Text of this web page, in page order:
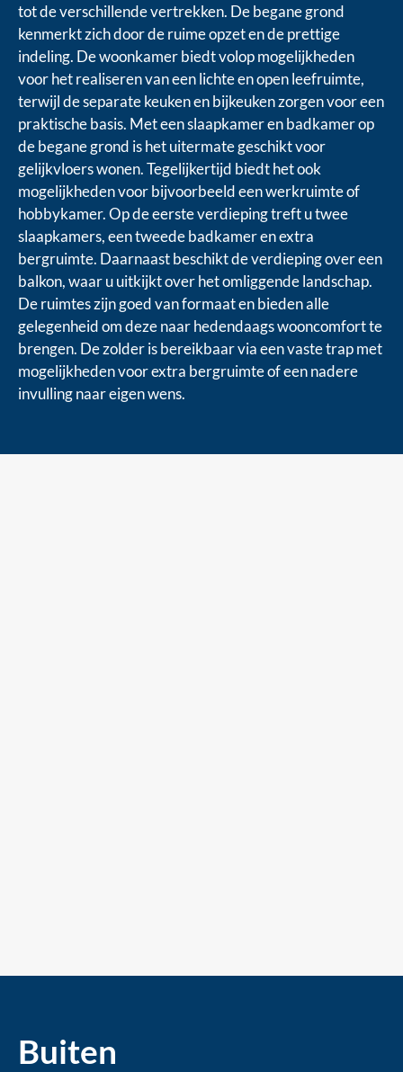
tot de verschillende vertrekken. De begane grond
kenmerkt zich door de ruime opzet en de prettige
indeling. De woonkamer biedt volop mogelijkheden
voor het realiseren van een lichte en open leefruimte,
terwijl de separate keuken en bijkeuken zorgen voor een
praktische basis. Met een slaapkamer en badkamer op
de begane grond is het uitermate geschikt voor
gelijkvloers wonen. Tegelijkertijd biedt het ook
mogelijkheden voor bijvoorbeeld een werkruimte of
hobbykamer. Op de eerste verdieping treft u twee
slaapkamers, een tweede badkamer en extra
bergruimte. Daarnaast beschikt de verdieping over een
balkon, waar u uitkijkt over het omliggende landschap.
De ruimtes zijn goed van formaat en bieden alle
gelegenheid om deze naar hedendaags wooncomfort te
brengen. De zolder is bereikbaar via een vaste trap met
mogelijkheden voor extra bergruimte of een nadere
invulling naar eigen wens.
Buiten